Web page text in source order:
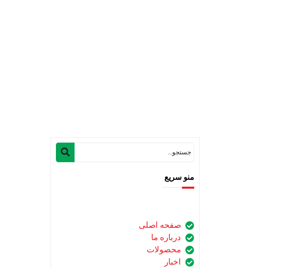
منو سریع
صفحه اصلی
درباره ما
محصولات
اخبار